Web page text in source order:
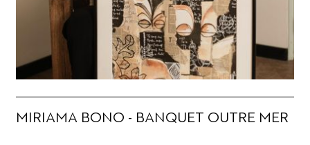
MIRIAMA BONO - BANQUET OUTRE MER